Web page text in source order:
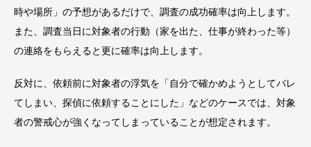
時や場所」の予想があるだけで、調査の成功確率は向上します。
また、調査当日に対象者の行動（家を出た、仕事が終わった等）
の連絡をもらえると更に確率は向上します。
反対に、依頼前に対象者の浮気を「自分で確かめようとしてバレ
てしまい、探偵に依頼することにした」などのケースでは、対象
者の警戒心が強くなってしまっていることが想定されます。